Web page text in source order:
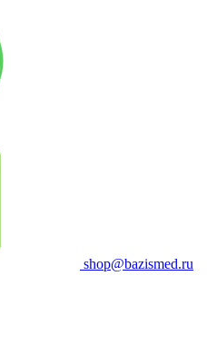
shop@bazismed.ru